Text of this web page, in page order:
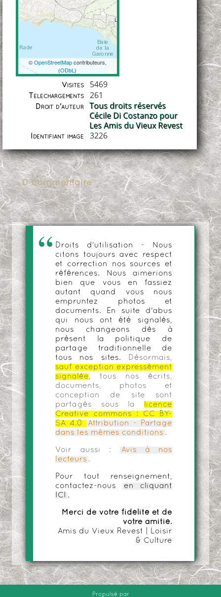
Coordonnées
©OpenStreetMapcontributeurs,
(ODbL)
Visites 5469
Téléchargements 261
Droit d'auteur
Tous droits réservés
Cécile Di Costanzo pour
Les Amis du Vieux Revest
Identifiant image 3226
0 commentaire
Droits d'utilisation - Nous
citons toujours avec respect
et correction nos sources et
références. Nous aimerions
bien que vous en fassiez
autant quand vous nous
empruntez photos et
documents. En suite d'abus
qui nous ont été signalés,
nous changeons dès à
présent la politique de
partage traditionnelle de
tous nos sites.
Désormais,
sauf exception expressément
signalée, tous nos écrits,
documents, photos et
conception de site sont
partagés sous la
licence
Creative commons :
CC BY-
SA 4.0
Attribution - Partage
dans les mêmes conditions .
Voir aussi :
Avis à nos
lecteurs .
Pour tout renseignement,
contactez-nous
en cliquant
ICI
.
Merci de votre fidélité et de
votre amitié.
Amis du Vieux Revest | Loisir
& Culture
Propulsé par